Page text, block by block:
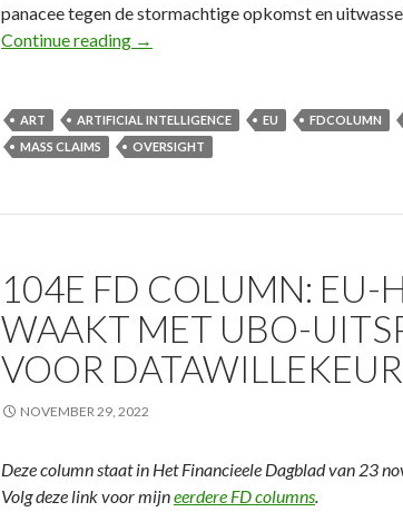
panacee tegen de stormachtige opkomst en
Continue reading 105e FD Column: Beteugel AI
→
ART ARTIFICIAL INTELLIGENCE EU FDCOLUMN
MASS CLAIMS
OVERSIGHT
104E FD COLUMN: EU-
WAAKT MET UBO-
VOOR DATAWILLEKEUR
NOVEMBER 29, 2022
Deze column staat in Het Financieele Dagblad van 23
Volg deze link voor mijneerdere FD columns.